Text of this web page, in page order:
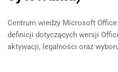
Centrum wiedzy Microsoft
definicji dotyczących wersji
aktywacji, legalności oraz